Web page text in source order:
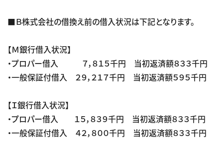
■Ｂ株式会社の借換え前の借入状況は下記となります。
【Ｍ銀行借入状況】
・プロパー借入 ７，８１５千円 当初返済額８３３千円
・一般保証付借入 ２９，２１７千円 当初返済額５９５千円
【Ｉ銀行借入状況】
・プロパー借入 １５，８３９千円 当初返済額８３３千円
・一般保証付借入 ４２，８００千円 当初返済額８３３千円